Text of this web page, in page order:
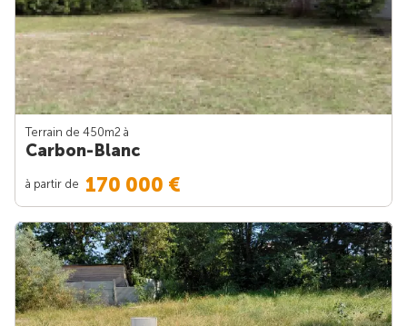
Terrain de 450m2 à
Carbon-Blanc
à partir de 170 000 €